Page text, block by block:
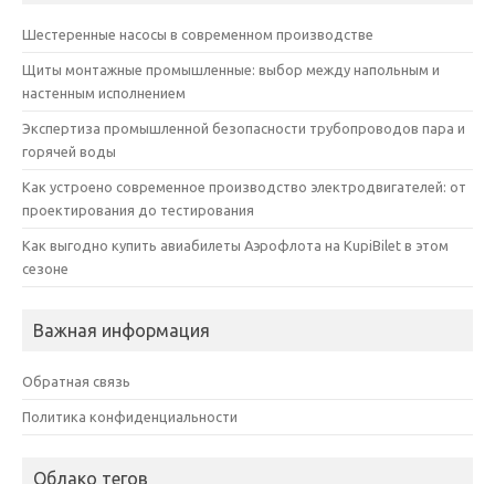
Шестеренные насосы в современном производстве
Щиты монтажные промышленные: выбор между напольным и
настенным исполнением
Экспертиза промышленной безопасности трубопроводов пара и
горячей воды
Как устроено современное производство электродвигателей: от
проектирования до тестирования
Как выгодно купить авиабилеты Аэрофлота на KupiBilet в этом
сезоне
Важная информация
Обратная связь
Политика конфиденциальности
Облако тегов